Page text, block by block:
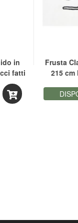
in
fatti
Frusta
215 cm